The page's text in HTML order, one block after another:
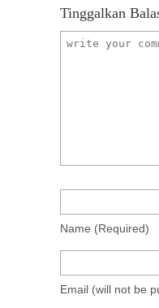
Tinggalkan
Name (required)
Email (will not be